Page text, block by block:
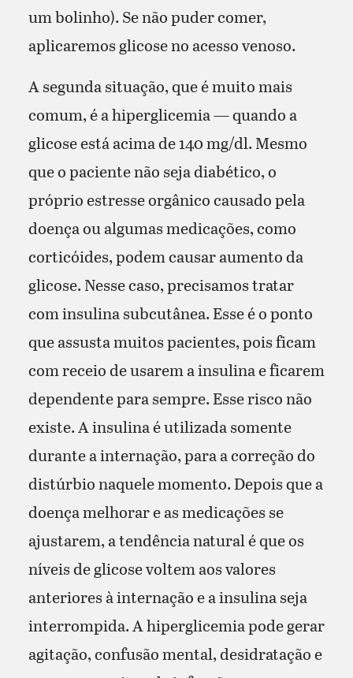
um bolinho). Se não puder comer,
aplicaremos glicose no acesso venoso.
A segunda situação, que é muito mais
comum, é a hiperglicemia — quando a
glicose está acima de 140 mg/dl. Mesmo
que o paciente não seja diabético, o
próprio estresse orgânico causado pela
doença ou algumas medicações, como
corticóides, podem causar aumento da
glicose. Nesse caso, precisamos tratar
com insulina subcutânea. Esse é o ponto
que assusta muitos pacientes, pois ficam
com receio de usarem a insulina e ficarem
dependente para sempre. Esse risco não
existe. A insulina é utilizada somente
durante a internação, para a correção do
distúrbio naquele momento. Depois que a
doença melhorar e as medicações se
ajustarem, a tendência natural é que os
níveis de glicose voltem aos valores
anteriores à internação e a insulina seja
interrompida. A hiperglicemia pode gerar
agitação, confusão mental, desidratação e